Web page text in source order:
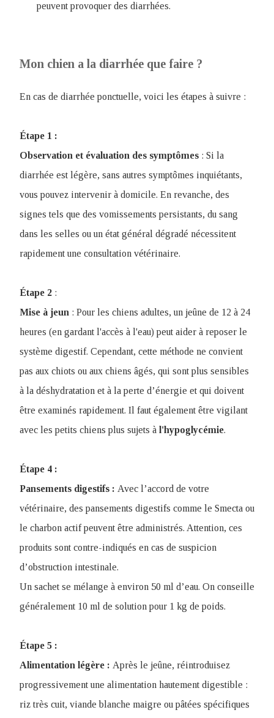
peuvent provoquer des diarrhées.
Mon chien a la diarrhée que faire ?
En cas de diarrhée ponctuelle, voici les étapes à suivre :
Étape 1 :
Observation et évaluation des symptômes : Si la
diarrhée est légère, sans autres symptômes inquiétants,
vous pouvez intervenir à domicile. En revanche, des
signes tels que des vomissements persistants, du sang
dans les selles ou un état général dégradé nécessitent
rapidement une consultation vétérinaire.
Étape 2 :
Mise à jeun : Pour les chiens adultes, un jeûne de 12 à 24
heures (en gardant l'accès à l'eau) peut aider à reposer le
système digestif. Cependant, cette méthode ne convient
pas aux chiots ou aux chiens âgés, qui sont plus sensibles
à la déshydratation et à la perte d’énergie et qui doivent
être examinés rapidement. Il faut également être vigilant
avec les petits chiens plus sujets à l'hypoglycémie.
Étape 4 :
Pansements digestifs : Avec l’accord de votre
vétérinaire, des pansements digestifs comme le Smecta ou
le charbon actif peuvent être administrés. Attention, ces
produits sont contre-indiqués en cas de suspicion
d’obstruction intestinale.
Un sachet se mélange à environ 50 ml d’eau. On conseille
généralement 10 ml de solution pour 1 kg de poids.
Étape 5 :
Alimentation légère : Après le jeûne, réintroduisez
progressivement une alimentation hautement digestible :
riz très cuit, viande blanche maigre ou pâtées spécifiques